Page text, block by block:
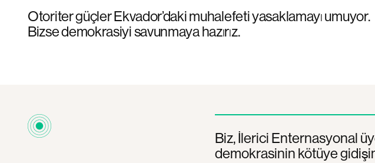
Otoriter güçler Ekvador’daki muhalefeti yasaklamayı umuyor.
Bizse demokrasiyi savunmaya hazırız.
Biz, İlerici Enternasyonal
demokrasinin kötüye